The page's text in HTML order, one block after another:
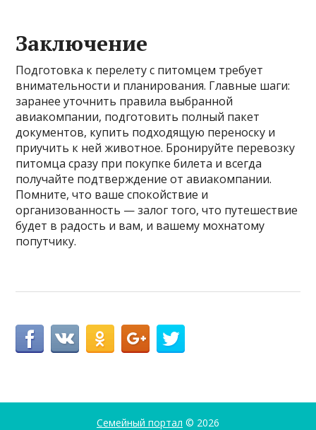
Заключение
Подготовка к перелету с питомцем требует
внимательности и планирования. Главные шаги:
заранее уточнить правила выбранной
авиакомпании, подготовить полный пакет
документов, купить подходящую переноску и
приучить к ней животное. Бронируйте перевозку
питомца сразу при покупке билета и всегда
получайте подтверждение от авиакомпании.
Помните, что ваше спокойствие и
организованность — залог того, что путешествие
будет в радость и вам, и вашему мохнатому
попутчику.
Семейный портал © 2026